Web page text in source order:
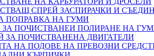
СПРЕЙ ЗАСПИРАЧКИ И
ПОПРАВКА НА ГУМИ
ЗА ПОЧИСТВАНЕИ ПОЛИРАНЕ НА
ЗА ПОЧИСТВАНЕНА ДВИГАТЕЛИ
НА ПОДОВЕ НА ПРЕВОЗНИ